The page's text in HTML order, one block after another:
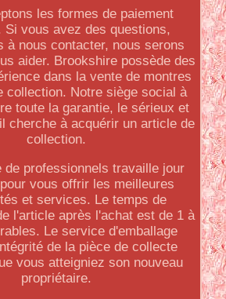
les formes de paiement
Si vous avez des questions,
à nous contacter, nous serons
aider. Brookshire possède des
dans la vente de montres
collection. Notre siège social à
toute la garantie, le sérieux et
cherche à acquérir un article de
collection.
de professionnels travaille jour
vous offrir les meilleures
et services. Le temps de
l'article après l'achat est de 1 à
Le service d'emballage
de la pièce de collecte
vous atteigniez son nouveau
propriétaire.